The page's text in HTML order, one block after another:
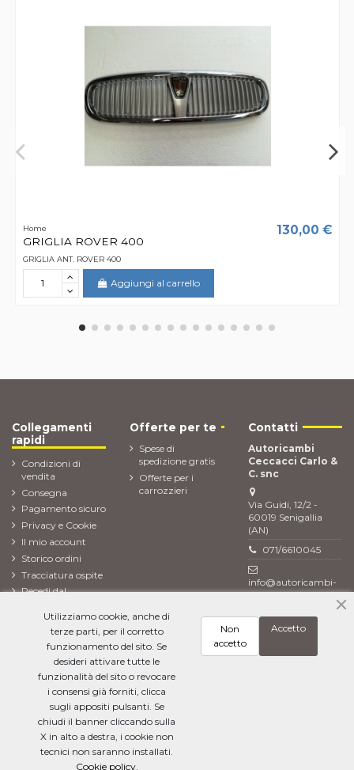
Home
GRIGLIA ROVER 400
130,00 €
GRIGLIA ANT. ROVER 400
Aggiungi al carrello
Collegamenti
rapidi
Condizioni di
vendita
Consegna
Pagamento sicuro
Privacy e Cookie
Il mio account
Storico ordini
Tracciatura ospite
Recedi dal
ordine)
Offerte per te
Spese di
spedizione gratis
Offerte per i
carrozzieri
Contatti
Autoricambi
Ceccacci Carlo &
C. snc
Via Guidi, 12/2 -
60019 Senigallia
(AN)
071/6610045
info@autoricambi-
ceccacci.it
Newsletter
Ho letto l'informativa sulla privacye accetto il trattamento dei miei dati
Utilizziamo cookie, anche di
terze parti, per il corretto
funzionamento del sito. Se
desideri attivare tutte le
funzionalità del sito o revocare
i consensi già forniti, clicca
sugli appositi pulsanti. Se
chiudi il banner cliccando sulla
X in alto a destra, i cookie non
tecnici non saranno installati.
Cookie policy.
Accetto
Non
accetto